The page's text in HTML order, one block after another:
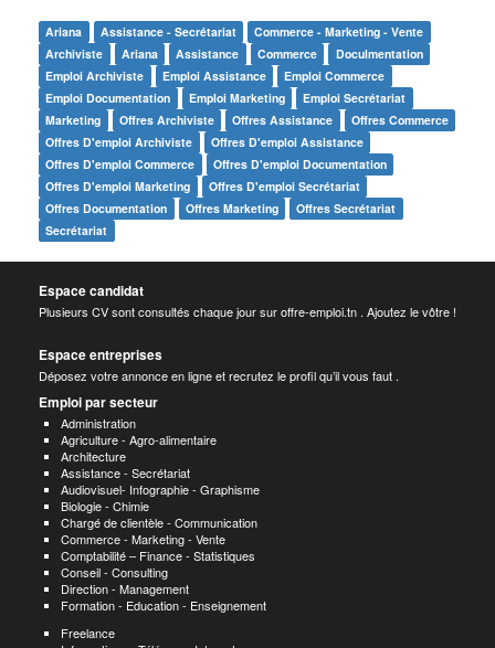
Ariana Assistance - Secrétariat
Commerce - Marketing - Vente
Archiviste
Ariana Assistance Commerce
Doculmentation
Emploi Archiviste
Emploi Assistance
Emploi Commerce
Emploi Documentation
Emploi Marketing
Emploi Secrétariat
Marketing
Offres Archiviste Offres Assistance
Offres Commerce
Offres D'emploi Archiviste
Offres D'emploi Assistance
Offres D'emploi Commerce
Offres D'emploi Documentation
Offres D'emploi Marketing
Offres D'emploi Secrétariat
Offres Documentation
Offres Marketing
Offres Secrétariat
Secrétariat
Espace candidat
Plusieurs CV sont consultés chaque jour sur offre-emploi.tn . Ajoutez le vôtre !
Espace entreprises
Déposez votre annonce en ligne et recrutez le profil qu’il vous faut .
Emploi par secteur
Administration
Agriculture - Agro-alimentaire
Architecture
Assistance - Secrétariat
Audiovisuel- Infographie - Graphisme
Biologie - Chimie
Chargé de clientèle - Communication
Commerce - Marketing - Vente
Comptabilité – Finance - Statistiques
Conseil - Consulting
Direction - Management
Formation - Education - Enseignement
Freelance